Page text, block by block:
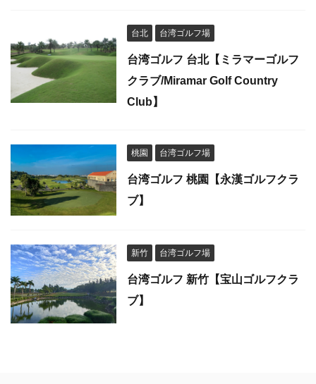
台北 台湾ゴルフ場
台湾ゴルフ 台北【ミラマーゴルフ
クラブ/Miramar Golf Country
Club】
桃園 台湾ゴルフ場
台湾ゴルフ 桃園【永漢ゴルフクラ
ブ】
新竹 台湾ゴルフ場
台湾ゴルフ 新竹【宝山ゴルフクラ
ブ】